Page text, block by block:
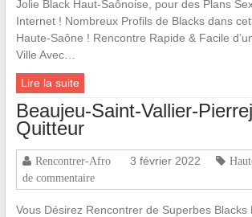
Jolie Black Haut-Saônoise, pour des Plans
Internet ! Nombreux Profils de Blacks dans
Haute-Saône ! Rencontre Rapide & Facile
Ville Avec…
Lire la suite
Beaujeu-Saint-Vallier-
Quitteur
Rencontrer-Afro 3 février 2022
de commentaire
Vous Désirez Rencontrer de Superbes Blacks